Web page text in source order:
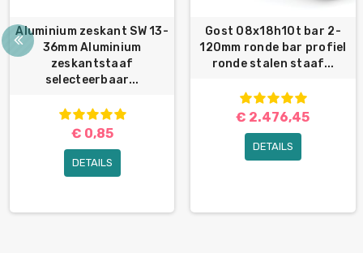
Aluminium zeskant SW 13-
36mm Aluminium
zeskantstaaf
selecteerbaar...
€ 0,85
DETAILS
Gost 08x18h10t bar 2-
120mm ronde bar profiel
ronde stalen staaf...
€ 2.476,45
DETAILS